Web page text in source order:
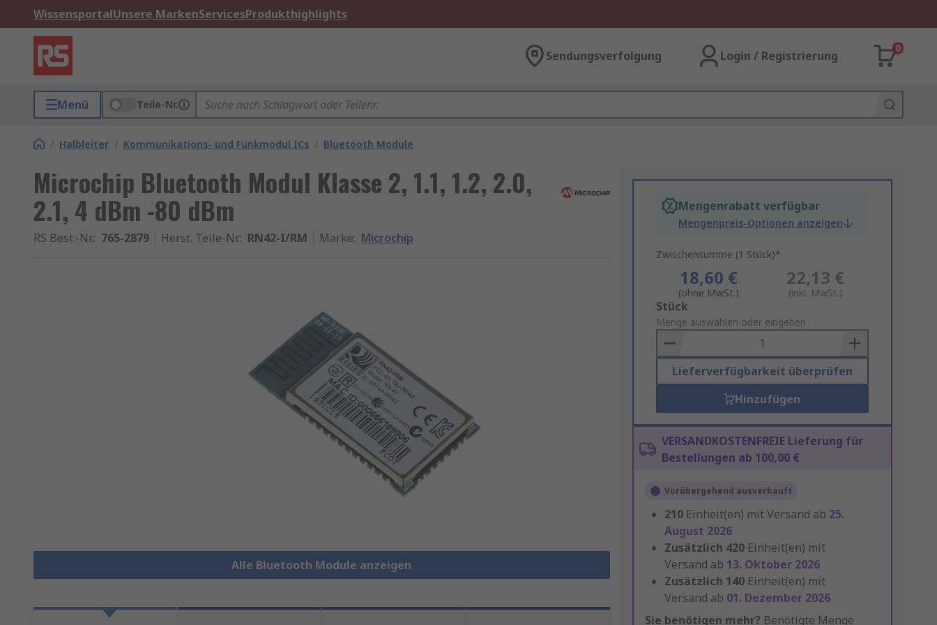
WissensportalUnsere MarkenServicesProdukthighlights
Sendungsverfolgung Login / Registrierung
0
Menü Teile-Nr.
/ Halbleiter / Kommunikations- und Funkmodul ICs / Bluetooth Module
Microchip Bluetooth Modul Klasse 2, 1.1, 1.2, 2.0,
2.1, 4 dBm -80 dBm
RS Best.-Nr.: 765-2879 Herst. Teile-Nr.: RN42-I/RM Marke: Microchip
Alle Bluetooth Module anzeigen
Mengenrabatt verfügbar
Mengenpreis-Optionen anzeigen
Zwischensumme (1 Stück)*
18,60 €
(ohne MwSt.)
22,13 €
(inkl. MwSt.)
Add
to
Basket
Stück
Menge auswählen oder eingeben
Lieferverfügbarkeit überprüfen
Hinzufügen
VERSANDKOSTENFREIE Lieferung für
Bestellungen ab 100,00 €
Vorübergehend ausverkauft
210 Einheit(en) mit Versand ab 25.
August 2026
Zusätzlich 420 Einheit(en) mit
Versand ab 13. Oktober 2026
Zusätzlich 140 Einheit(en) mit
Versand ab 01. Dezember 2026
Sie benötigen mehr? Benötigte Menge